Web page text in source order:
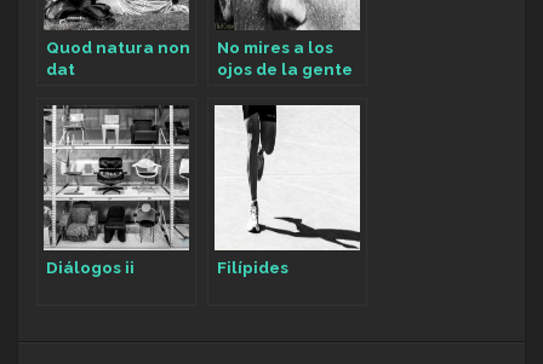
Quod natura non
dat
No mires a los
ojos de la gente
Diálogos ii Filípides